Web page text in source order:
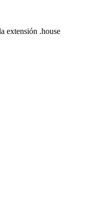
extensión .house